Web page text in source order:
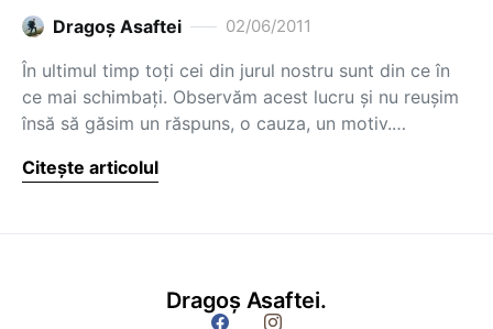
Dragoş Asaftei 02/06/2011
În ultimul timp toți cei din jurul nostru sunt din ce în
ce mai schimbați. Observăm acest lucru și nu reușim
însă să găsim un răspuns, o cauza, un motiv.…
Citește articolul
Dragoș Asaftei.